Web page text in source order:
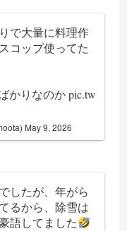
で大量に料理作
コップ使ってた
かりなのかpic.tw
May 9, 2026
したが、年がら
るから、除雪は
語してました